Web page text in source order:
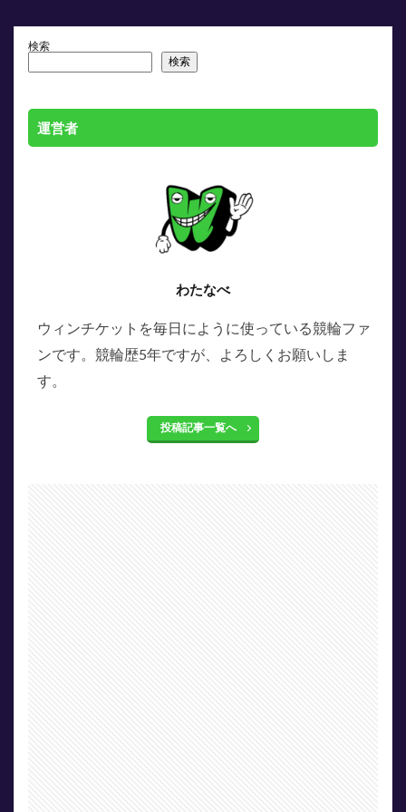
検索
検索
運営者
わたなべ
ウィンチケットを毎日にように使っている競輪ファ
ンです。競輪歴5年ですが、よろしくお願いしま
す。
投稿記事一覧へ